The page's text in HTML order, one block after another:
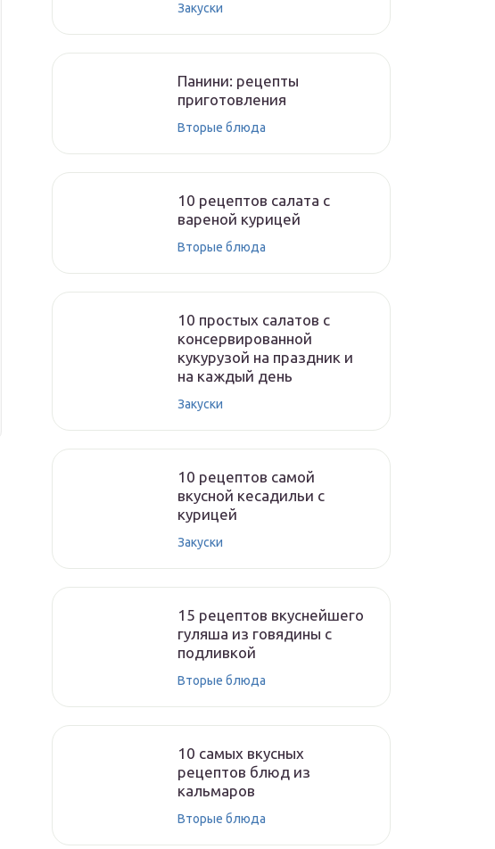
Закуски
Панини: рецепты
приготовления
Вторые блюда
10 рецептов салата с
вареной курицей
Вторые блюда
10 простых салатов с
консервированной
кукурузой на праздник и
на каждый день
Закуски
10 рецептов самой
вкусной кесадильи с
курицей
Закуски
15 рецептов вкуснейшего
гуляша из говядины с
подливкой
Вторые блюда
10 самых вкусных
рецептов блюд из
кальмаров
Вторые блюда